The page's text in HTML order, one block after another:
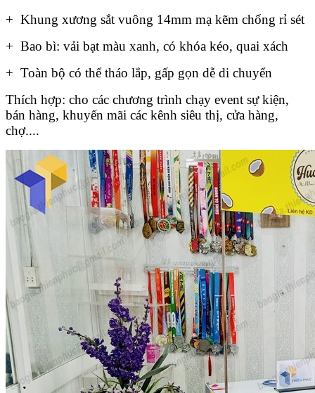
+ Khung xương sắt vuông 14mm mạ kẽm chống rỉ sét
+ Bao bì: vải bạt màu xanh, có khóa kéo, quai xách
+ Toàn bộ có thể tháo lắp, gấp gọn dễ di chuyển
Thích hợp: cho các chương trình chạy event sự kiện,
bán hàng, khuyến mãi các kênh siêu thị, cửa hàng,
chợ....